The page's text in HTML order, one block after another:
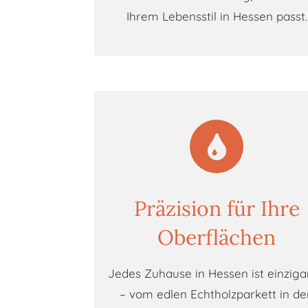
Ihrem Lebensstil in Hessen passt.
Präzision für Ihre
Oberflächen
Jedes Zuhause in Hessen ist
– vom edlen Echtholzparkett in